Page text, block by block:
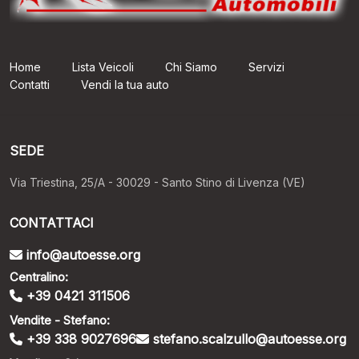
Home Lista Veicoli Chi Siamo
Servizi
Contatti
Vendi la tua auto
SEDE
Via Triestina, 25/A - 30029 - Santo Stino di Livenza (VE)
CONTATTACI
info@autoesse.org
Centralino:
+39 0421 311506
Vendite - Stefano:
+39 338 9027696 stefano.scalzullo@autoesse.org